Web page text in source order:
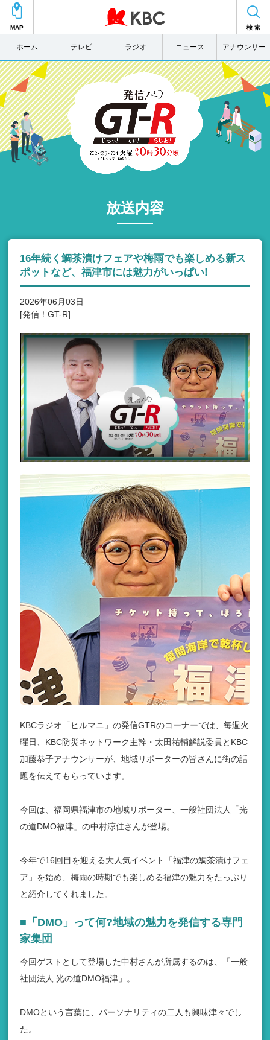
MAP 検 索
ホーム テレビ ラジオ ニュース アナウンサー
放送内容
16年続く鯛茶漬けフェアや梅雨でも楽しめる新ス
ポットなど、福津市には魅力がいっぱい!
2026年06月03日
[発信！GT-R]
KBCラジオ「ヒルマニ」の発信GTRのコーナーでは、毎週火
曜日、KBC防災ネットワーク主幹・太田祐輔解説委員とKBC
加藤恭子アナウンサーが、地域リポーターの皆さんに街の話
題を伝えてもらっています。
今回は、福岡県福津市の地域リポーター、一般社団法人「光
の道DMO福津」の中村涼佳さんが登場。
今年で16回目を迎える大人気イベント「福津の鯛茶漬けフェ
ア」を始め、梅雨の時期でも楽しめる福津の魅力をたっぷり
と紹介してくれました。
■「DMO」って何?地域の魅力を発信する専門
家集団
今回ゲストとして登場した中村さんが所属するのは、「一般
社団法人 光の道DMO福津」。
DMOという言葉に、パーソナリティの二人も興味津々でし
た。